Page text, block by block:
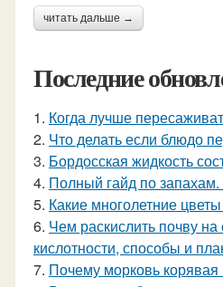
читать дальше →
Последние
1. Когда лучше
2. Что делать если блюдо
3. Бордосская жидкость
4. Полный гайд по запахам.
5. Какие многолетние
6. Чем раскислить почву
кислотности, способы и
7. Почему морковь корявая